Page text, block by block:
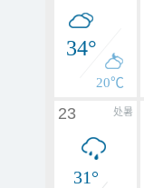
34°
20℃
处暑
23
31°